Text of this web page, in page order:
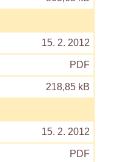
15. 2. 2012
PDF
218,85 kB
15. 2. 2012
PDF